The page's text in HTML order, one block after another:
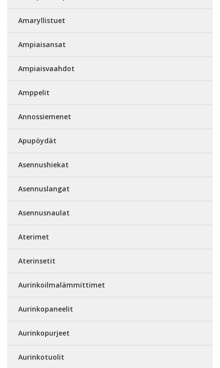
Amaryllistuet
Ampiaisansat
Ampiaisvaahdot
Amppelit
Annossiemenet
Apupöydät
Asennushiekat
Asennuslangat
Asennusnaulat
Aterimet
Aterinsetit
Aurinkoilmalämmittimet
Aurinkopaneelit
Aurinkopurjeet
Aurinkotuolit